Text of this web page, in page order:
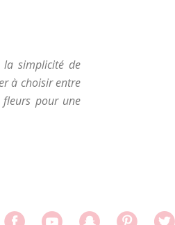
la simplicité de
à choisir entre
pour une